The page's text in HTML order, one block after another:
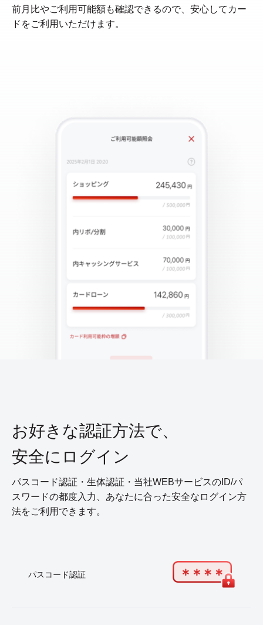
前月比やご利用可能額も確認できるので、安心してカー
ドをご利用いただけます。
お好きな認証方法で、
安全にログイン
パスコード認証・生体認証・当社WEBサービスのID/パ
スワードの都度入力、あなたに合った安全なログイン方
法をご利用できます。
パスコード認証